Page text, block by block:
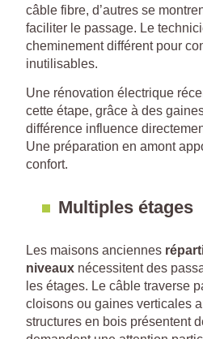
câble fibre, d’autres se
faciliter le passage. Le
cheminement différent pour
inutilisables.
Une rénovation électrique
cette étape, grâce à des
différence influence
Une préparation en amont
confort.
Multiples étages
Les maisons anciennes
niveaux nécessitent des
les étages. Le câble traverse
cloisons ou gaines verticales
structures en bois présentent